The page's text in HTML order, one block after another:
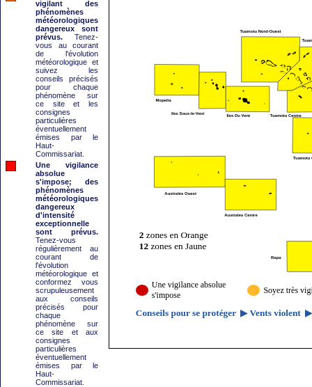
vigilant des
phénomènes
météorologiques
dangereux sont
prévus. Tenez-
vous au courant
de l'évolution
météorologique et
suivez les
conseils précisés
pour chaque
phénomène sur
ce site et les
consignes
particulières
éventuellement
émises par le
Haut-
Commissariat.
Une vigilance
absolue
s'impose; des
phénomènes
météorologiques
dangereux
d'intensité
exceptionnelle
sont prévus.
Tenez-vous
régulièrement au
courant de
l'évolution
météorologique et
conformez vous
scrupuleusement
aux conseils
précisés pour
chaque
phénomène sur
ce site et aux
consignes
particulières
éventuellement
émises par le
Haut-
Commissariat.